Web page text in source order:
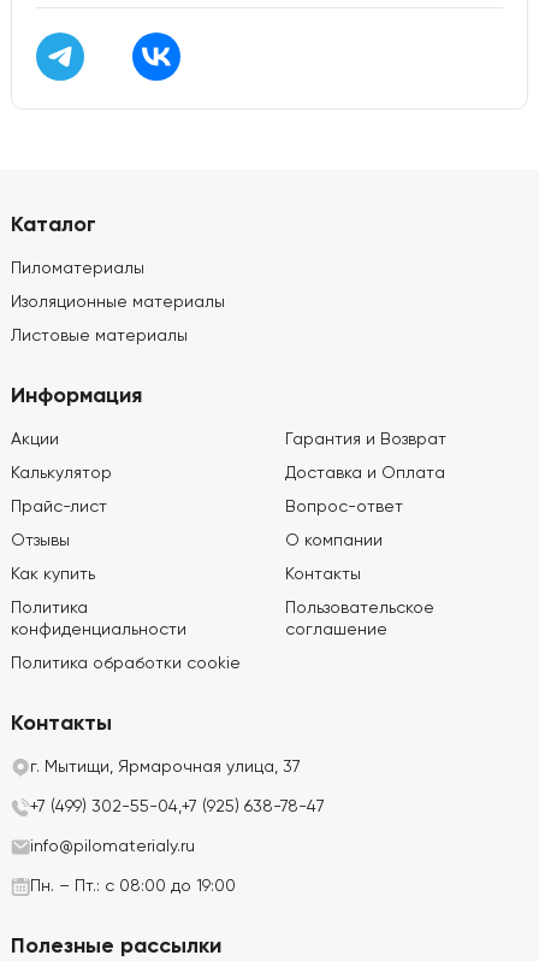
Каталог
Пиломатериалы
Изоляционные материалы
Листовые материалы
Информация
Акции
Калькулятор
Прайс-лист
Отзывы
Как купить
Политика
конфиденциальности
Политика обработки cookie
Гарантия и Возврат
Доставка и Оплата
Вопрос-ответ
О компании
Контакты
Пользовательское
соглашение
Контакты
г. Мытищи, Ярмарочная улица, 37
+7 (499) 302-55-04,+7 (925) 638-78-47
info@pilomaterialy.ru
Пн. – Пт.: с 08:00 до 19:00
Полезные рассылки